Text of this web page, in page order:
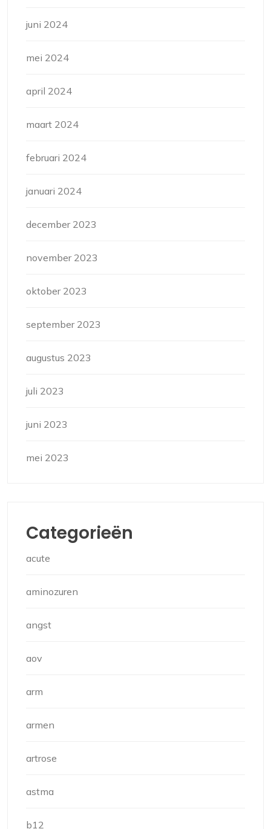
juni 2024
mei 2024
april 2024
maart 2024
februari 2024
januari 2024
december 2023
november 2023
oktober 2023
september 2023
augustus 2023
juli 2023
juni 2023
mei 2023
Categorieën
acute
aminozuren
angst
aov
arm
armen
artrose
astma
b12